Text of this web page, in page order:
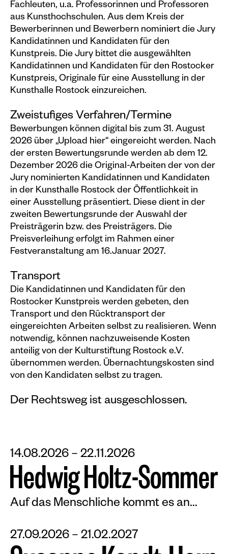
Fachleuten, u.a. Professorinnen und Professoren
aus Kunsthochschulen. Aus dem Kreis der
Bewerberinnen und Bewerbern nominiert die Jury
Kandidatinnen und Kandidaten für den
Kunstpreis. Die Jury bittet die ausgewählten
Kandidatinnen und Kandidaten für den Rostocker
Kunstpreis, Originale für eine Ausstellung in der
Kunsthalle Rostock einzureichen.
Zweistufiges Verfahren/Termine
Bewerbungen können digital bis zum 31. August
2026 über „Upload hier“ eingereicht werden. Nach
der ersten Bewertungsrunde werden ab dem 12.
Dezember 2026 die Original-Arbeiten der von der
Jury nominierten Kandidatinnen und Kandidaten
in der Kunsthalle Rostock der Öffentlichkeit in
einer Ausstellung präsentiert. Diese dient in der
zweiten Bewertungsrunde der Auswahl der
Preisträgerin bzw. des Preisträgers. Die
Preisverleihung erfolgt im Rahmen einer
Festveranstaltung am 16.Januar 2027.
Transport
Die Kandidatinnen und Kandidaten für den
Rostocker Kunstpreis werden gebeten, den
Transport und den Rücktransport der
eingereichten Arbeiten selbst zu realisieren. Wenn
notwendig, können nachzuweisende Kosten
anteilig von der Kulturstiftung Rostock e.V.
übernommen werden. Übernachtungskosten sind
von den Kandidaten selbst zu tragen.
Der Rechtsweg ist ausgeschlossen.
14.08.2026 – 22.11.2026
HedwigHoltz-Sommer
Auf das Menschliche kommt es an...
27.09.2026 – 21.02.2027